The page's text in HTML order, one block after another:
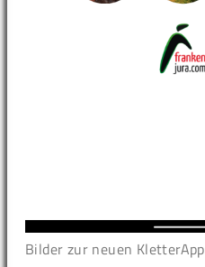
Bilder zur neuen KletterApp